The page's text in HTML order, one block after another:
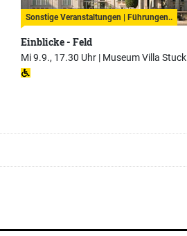
Sonstige Veranstaltungen | Führungen..
Einblicke - Feld
Mi 9.9., 17.30 Uhr | Museum Villa Stuck